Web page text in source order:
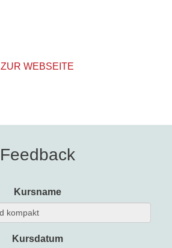
ZUR WEBSEITE
Feedback
Kursname
Kursdatum